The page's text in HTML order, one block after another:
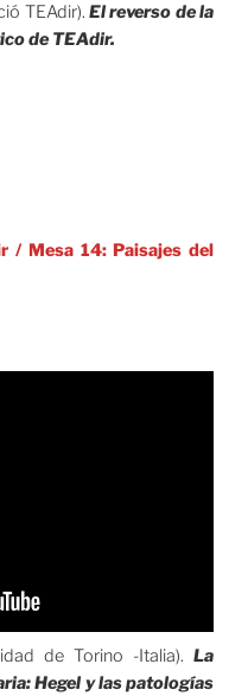
TEAdir).El reverso de la
de TEAdir.
/ Mesa 14: Paisajes del
de Torino -Italia).La
Hegel y las patologías